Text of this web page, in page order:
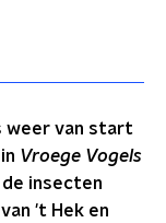
weer van start
Vroege Vogels
insecten
't Hek en